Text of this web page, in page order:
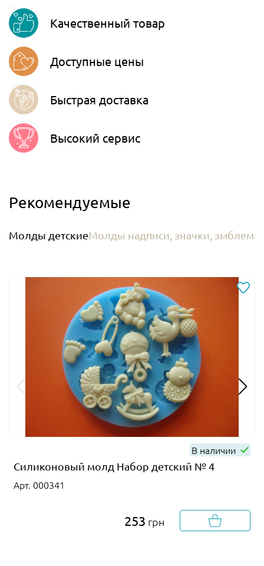
Telegram
Качественный товар
Доступные цены
Быстрая доставка
Высокий сервис
Рекомендуемые
Молды детскиеМолды надписи, значки,
В наличии
Силиконовый молд Набор детский № 4
Арт. 000341
253 грн